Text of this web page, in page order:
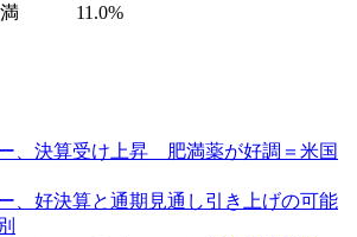
11.0%
、決算受け上昇 肥満薬が好調＝米国
、好決算と通期見通し引き上げの可能